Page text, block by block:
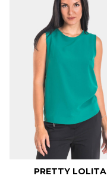
PRETTY LOLITA